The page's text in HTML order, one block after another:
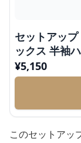
セットアッ
ックス 半袖
¥5,150
このセットアッ